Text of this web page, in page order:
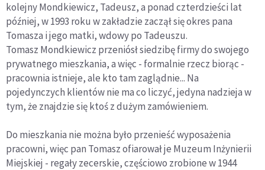
kolejny Mondkiewicz, Tadeusz, a ponad czterdzieści lat
później, w 1993 roku w zakładzie zaczął się okres pana
Tomasza i jego matki, wdowy po Tadeuszu.
Tomasz Mondkiewicz przeniósł siedzibę firmy do swojego
prywatnego mieszkania, a więc - formalnie rzecz biorąc -
pracownia istnieje, ale kto tam zaglądnie... Na
pojedynczych klientów nie ma co liczyć, jedyna nadzieja w
tym, że znajdzie się ktoś z dużym zamówieniem.
Do mieszkania nie można było przenieść wyposażenia
pracowni, więc pan Tomasz ofiarował je Muzeum Inżynierii
Miejskiej - regały zecerskie, częściowo zrobione w 1944